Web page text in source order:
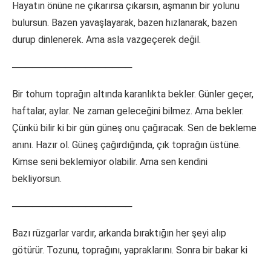
Hayatın önüne ne çıkarırsa çıkarsın, aşmanın bir yolunu
bulursun. Bazen yavaşlayarak, bazen hızlanarak, bazen
durup dinlenerek. Ama asla vazgeçerek değil.
──────────────────
Bir tohum toprağın altında karanlıkta bekler. Günler geçer,
haftalar, aylar. Ne zaman geleceğini bilmez. Ama bekler.
Çünkü bilir ki bir gün güneş onu çağıracak. Sen de bekleme
anını. Hazır ol. Güneş çağırdığında, çık toprağın üstüne.
Kimse seni beklemiyor olabilir. Ama sen kendini
bekliyorsun.
──────────────────
Bazı rüzgarlar vardır, arkanda bıraktığın her şeyi alıp
götürür. Tozunu, toprağını, yapraklarını. Sonra bir bakar ki